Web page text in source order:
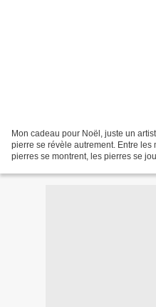
Mon cadeau pour Noël, juste un
pierre se révèle autrement. Entre
pierres se montrent, les pierres se